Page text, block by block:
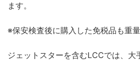
ます。
※保安検査後に購入した免税品も重
ジェットスターを含むLCCでは、大